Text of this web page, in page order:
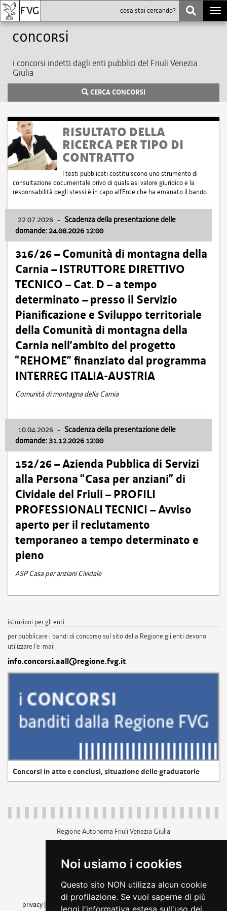
Noi usiamo i cookies
Questo sito NON utilizza alcun cookie
di profilazione. Se vuoi saperne di più
leggi l'informativa estesa sull'uso dei
Concorsi
i concorsi indetti dagli enti pubblici del Friuli Venezia
Giulia
CERCA CONCORSI
RISULTATO DELLA
RICERCA PER TIPO DI
CONTRATTO
I testi pubblicati costituiscono uno strumento di
consultazione documentale privo di qualsiasi valore giuridico e la
responsabilità degli stessi è in capo all'Ente che ha emanato il bando.
22.07.2026 - Scadenza della presentazione delle
domande: 24.08.2026 12:00
316/26 – Comunità di montagna della
Carnia – ISTRUTTORE DIRETTIVO
TECNICO – Cat. D – a tempo
determinato – presso il Servizio
Pianificazione e Sviluppo territoriale
della Comunità di montagna della
Carnia nell’ambito del progetto
“REHOME” finanziato dal programma
INTERREG ITALIA-AUSTRIA
Comunità di montagna della Carnia
10.04.2026 - Scadenza della presentazione delle
domande: 31.12.2026 12:00
152/26 – Azienda Pubblica di Servizi
alla Persona “Casa per anziani” di
Cividale del Friuli – PROFILI
PROFESSIONALI TECNICI – Avviso
aperto per il reclutamento
temporaneo a tempo determinato e
pieno
ASP Casa per anziani Cividale
istruzioni per gli enti
per pubblicare i bandi di concorso sul sito della Regione gli enti devono
utilizzare l'e-mail
info.concorsi.aall@regione.fvg.it
Concorsi in atto e conclusi, situazione delle graduatorie
Regione Autonoma Friuli Venezia Giulia
c.f. 80014930327; p.iva 00526040324
+39 040 3771111
amministrazione trasparente
privacy
cookie |note legali accessibilità
dichiarazione di